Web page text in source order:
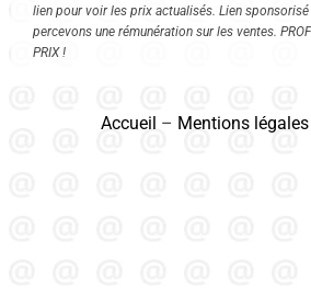
lien pour voir les prix actualisés. Lien
percevons une rémunération sur les ventes.
PRIX !
Accueil – Mentions légales